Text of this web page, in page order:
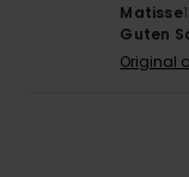
Matisse
Guten
Original